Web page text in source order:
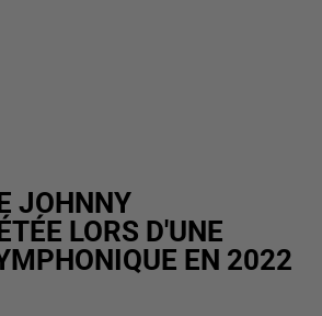
JOHNNY
LORS D'UNE
EN 2022